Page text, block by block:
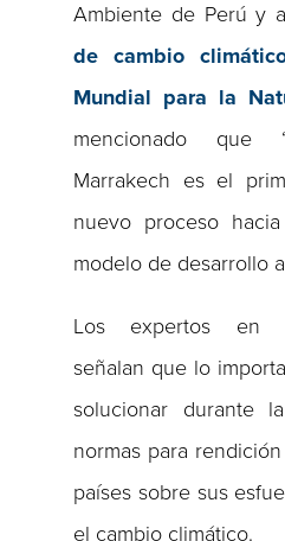
Ambiente de Perú y
de cambio
Mundial para la
mencionado que
Marrakech es el
nuevo proceso
modelo de desarrollo
Los expertos en
señalan que lo
solucionar durante
normas para
países sobre sus
el cambio climático.